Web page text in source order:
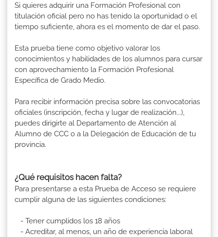
Si quieres adquirir una Formación Profesional con
titulación oficial pero no has tenido la oportunidad o el
tiempo suficiente, ahora es el momento de dar el paso.
Esta prueba tiene como objetivo valorar los
conocimientos y habilidades de los alumnos para cursar
con aprovechamiento la Formación Profesional
Específica de Grado Medio.
Para recibir información precisa sobre las convocatorias
oficiales (inscripción, fecha y lugar de realización...),
puedes dirigirte al Departamento de Atención al
Alumno de CCC o a la Delegación de Educación de tu
provincia.
¿Qué requisitos hacen falta?
Para presentarse a esta Prueba de Acceso se requiere
cumplir alguna de las siguientes condiciones:
- Tener cumplidos los 18 años
- Acreditar, al menos, un año de experiencia laboral